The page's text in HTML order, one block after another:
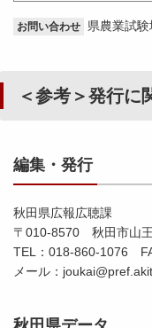
お問い合わせ 県農業試
＜参考＞発行に
編集・発行
秋田県広報広聴課
〒010-8570 秋田市山
TEL：018-860-1076
メール：